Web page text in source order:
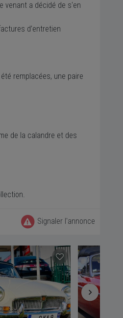
venant a décidé de s'en
d’entretien
remplacées, une paire
de la calandre et des
Signaler l'annonce